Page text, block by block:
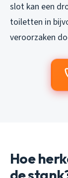
slot kan een
toiletten in
veroorzaken
Hoe